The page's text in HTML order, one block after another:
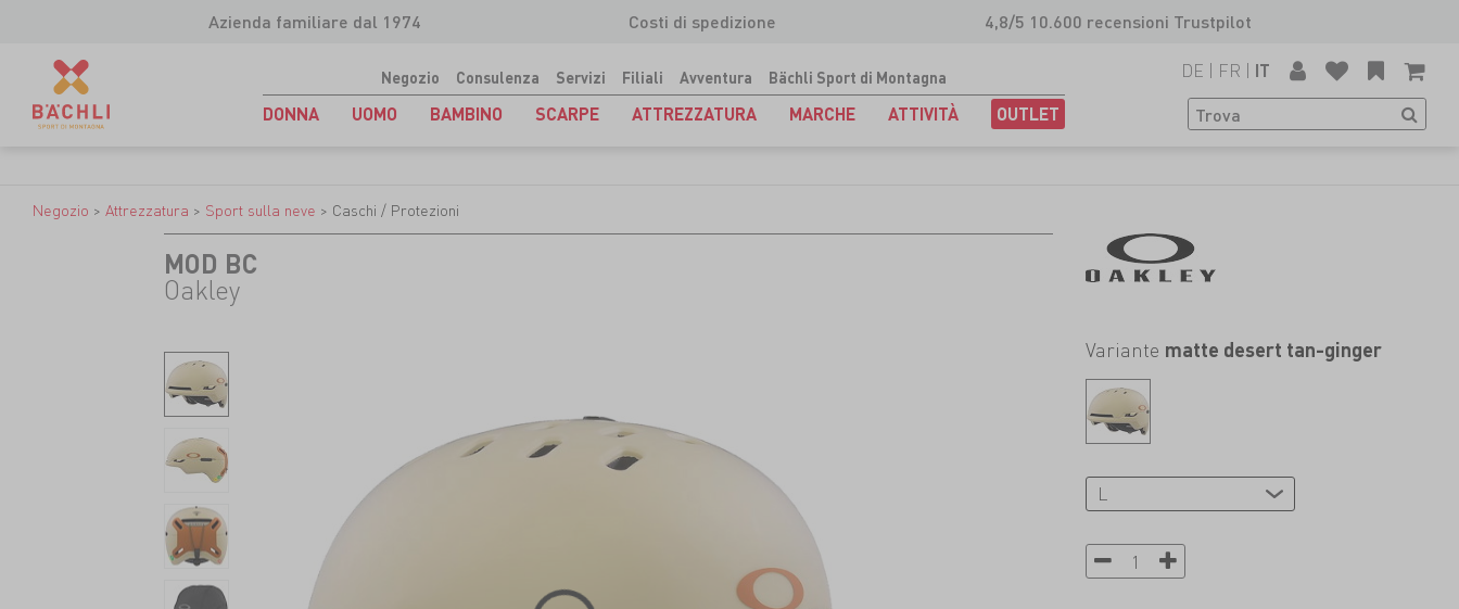
Azienda familiare dal 1974 Costi di spedizione 4,8/5 10.600 recensioni Trustpilot
Negozio Consulenza Servizi Filiali Avventura Bächli Sport di Montagna
DONNA UOMO BAMBINO SCARPE ATTREZZATURA MARCHE ATTIVITÀ OUTLET
DE | FR | IT
Negozio > Attrezzatura > Sport sulla neve > Caschi / Protezioni
MOD BC
Oakley
Variante matte desert tan-ginger